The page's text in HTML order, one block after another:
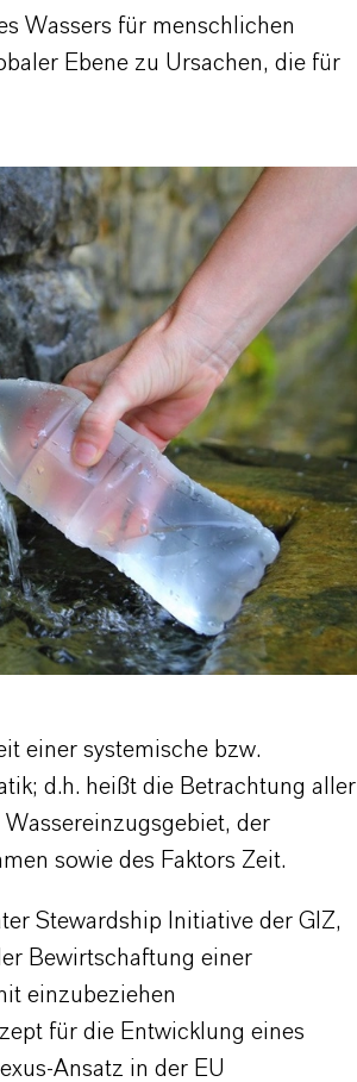
Wassers für menschlichen
Ebene zu Ursachen, die für
einer systemische bzw.
d.h. heißt die Betrachtung aller
der
sowie des Faktors Zeit.
Stewardship Initiative der GIZ,
Bewirtschaftung einer
einzubeziehen
für die Entwicklung eines
Ansatz in der EU